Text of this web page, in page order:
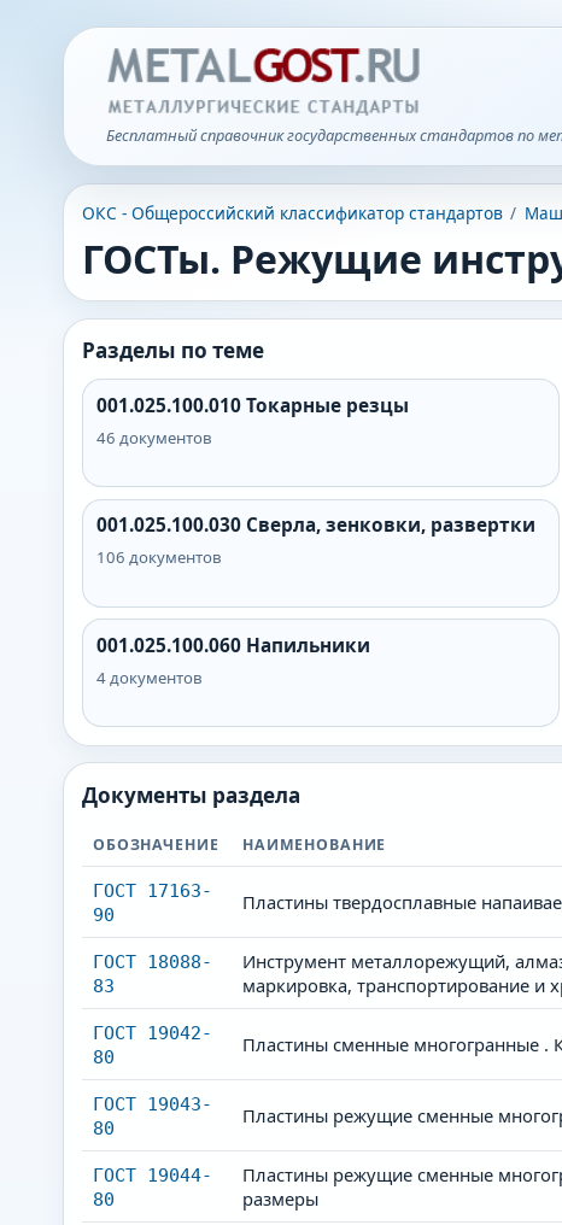
Бесплатный справочник государственных стандартов по
ОКС - Общероссийский классификатор стандартов /
ГОСТы. Режущие
Разделы по теме
001.025.100.010Токарные резцы
46 документов
001.025.100.030 Сверла, зенковки, развертки
106 документов
001.025.100.060 Напильники
4документов
Документы раздела
ОБОЗНАЧЕНИЕ НАИМЕНОВАНИЕ
ГОСТ 17163-
90
Пластины твердосплавные
ГОСТ 18088-
83
Инструмент металлорежущий,
маркировка, транспортирование и
ГОСТ 19042-
80
Пластины сменные многогранные .
ГОСТ 19043-
80
Пластины режущие сменные
ГОСТ 19044-
80
Пластины режущие сменные
размеры